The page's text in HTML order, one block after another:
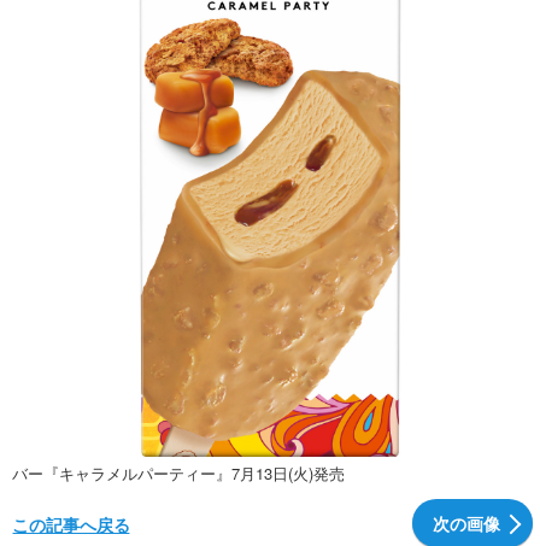
バー『キャラメルパーティー』7月13日(火)発売
次の画像
この記事へ戻る